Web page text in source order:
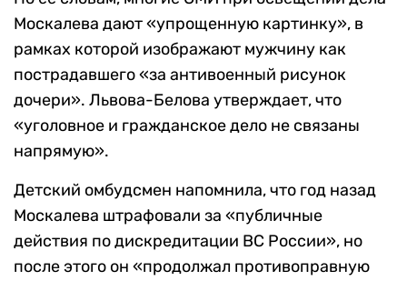
Москалева дают «упрощенную картинку», в
рамках которой изображают мужчину как
пострадавшего «за антивоенный рисунок
дочери». Львова-Белова утверждает, что
«уголовное и гражданское дело не связаны
напрямую».
Детский омбудсмен напомнила, что год назад
Москалева штрафовали за «публичные
действия по дискредитации ВС России», но
после этого он «продолжал противоправную